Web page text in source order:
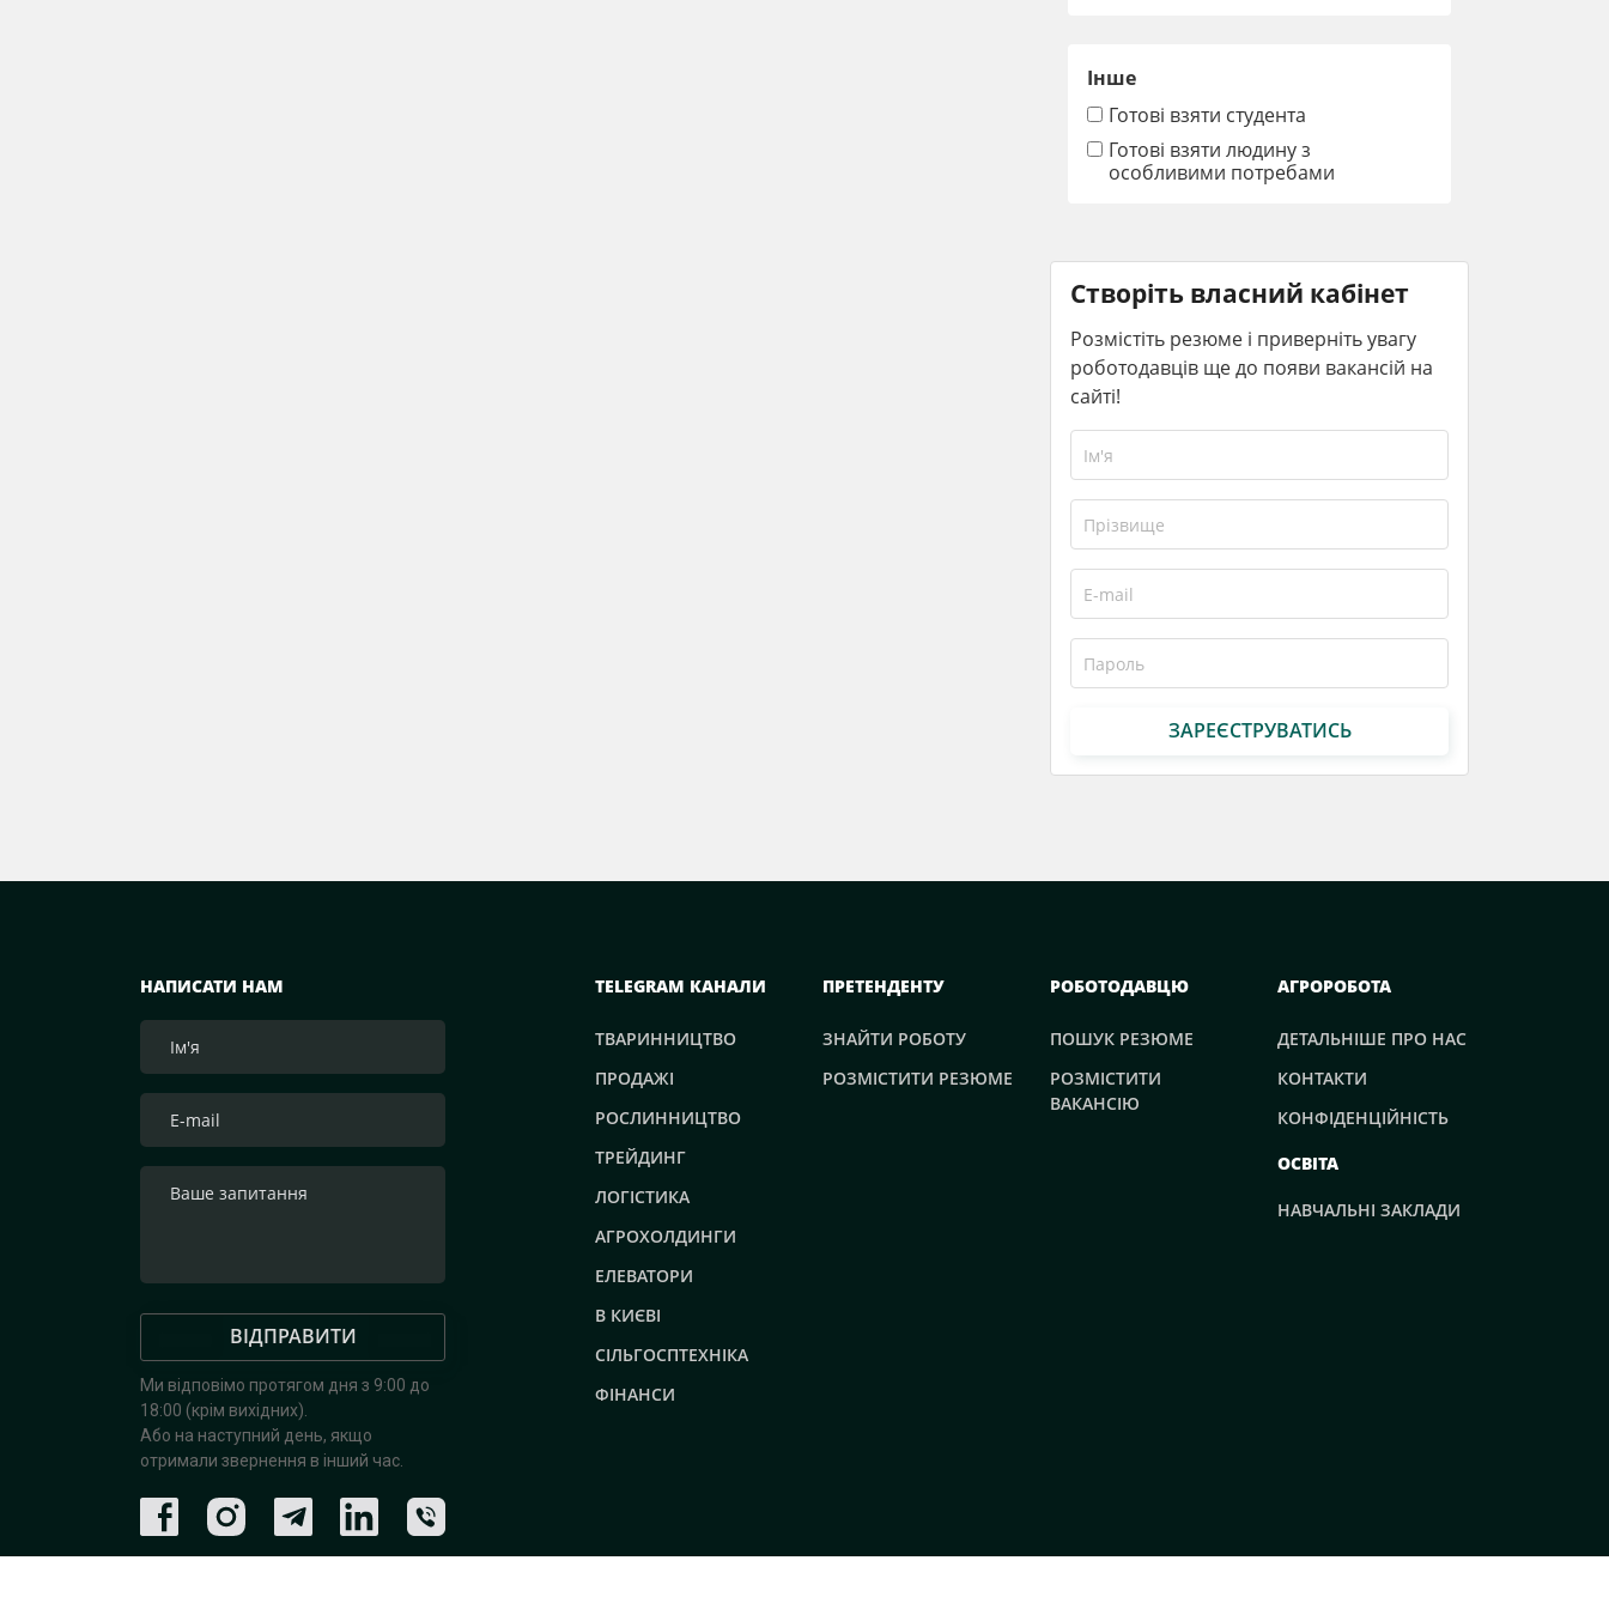
Інше
Готові взяти студента
Готові взяти людину з
особливими потребами
Створіть власний кабінет
Розмістіть резюме і приверніть увагу
роботодавців ще до появи вакансій на
сайті!
ЗАРЕЄСТРУВАТИСЬ
НАПИСАТИ НАМ
ВІДПРАВИТИ
Ми відповімо протягом дня з 9:00 до
18:00 (крім вихідних).
Або на наступний день, якщо
отримали звернення в інший час.
TELEGRAM КАНАЛИ
ТВАРИННИЦТВО
ПРОДАЖІ
РОСЛИННИЦТВО
ТРЕЙДИНГ
ЛОГІСТИКА
АГРОХОЛДИНГИ
ЕЛЕВАТОРИ
В КИЄВІ
СІЛЬГОСПТЕХНІКА
ФІНАНСИ
ПРЕТЕНДЕНТУ
ЗНАЙТИ РОБОТУ
РОЗМІСТИТИ РЕЗЮМЕ
РОБОТОДАВЦЮ
ПОШУК РЕЗЮМЕ
РОЗМІСТИТИ
ВАКАНСІЮ
АГРОРОБОТА
ДЕТАЛЬНІШЕ ПРО НАС
КОНТАКТИ
КОНФІДЕНЦІЙНІСТЬ
ОСВІТА
НАВЧАЛЬНІ ЗАКЛАДИ